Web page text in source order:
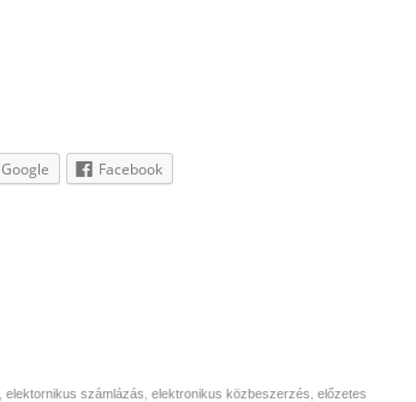
Google Facebook
elektornikus számlázás elektronikus közbeszerzés előzetes